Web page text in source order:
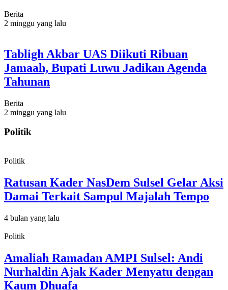
Berita
2 minggu yang lalu
Tabligh Akbar UAS Diikuti Ribuan
Jamaah, Bupati Luwu Jadikan Agenda
Tahunan
Berita
2 minggu yang lalu
Politik
Politik
Ratusan Kader NasDem Sulsel Gelar Aksi
Damai Terkait Sampul Majalah Tempo
4 bulan yang lalu
Politik
Amaliah Ramadan AMPI Sulsel: Andi
Nurhaldin Ajak Kader Menyatu dengan
Kaum Dhuafa